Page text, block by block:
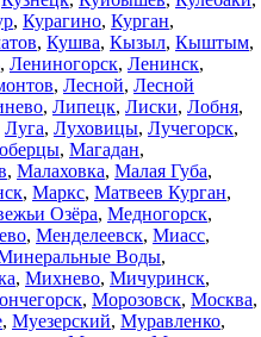
, Курагино, Курган,
, Кушва, Кызыл, Кыштым,
, Лениногорск, Ленинск,
, Лесной, Лесной
, Липецк, Лиски, Лобня,
Луга, Луховицы, Лучегорск,
, Магадан,
, Малаховка, Малая Губа,
, Маркс, Матвеев Курган,
Озёра, Медногорск,
, Менделеевск, Миасс,
Воды,
, Михнево, Мичуринск,
, Морозовск, Москва,
, Муезерский, Муравленко,